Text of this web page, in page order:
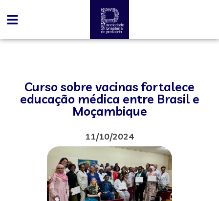
Curso sobre vacinas fortalece
educação médica entre Brasil e
Moçambique
11/10/2024